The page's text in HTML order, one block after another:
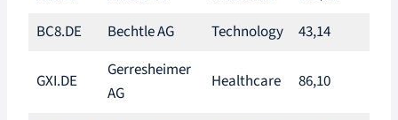
BC8.DE
Bechtle AG Technology 43,14
GXI.DE
Gerresheimer
AG
Healthcare 86,10